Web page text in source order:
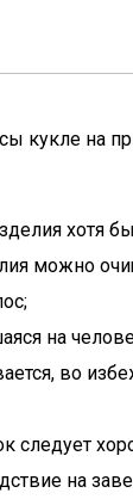
кукле на
хотя
можно
на
во
следует
на